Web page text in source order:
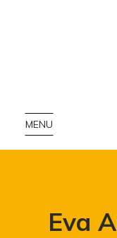
MENU
Eva